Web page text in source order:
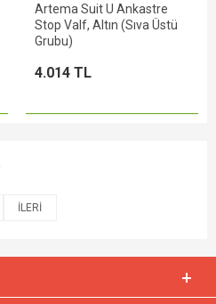
Artema Suit U Ankastre
Stop Valf, Altın (Sıva Üstü
Grubu)
4.014 TL